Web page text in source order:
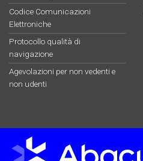
Codice Comunicazioni
Elettroniche
Protocollo qualità di
navigazione
Agevolazioni per non vedenti e
non udenti